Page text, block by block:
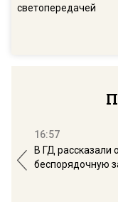
светопередачей
16:57
В ГД рассказали
беспорядочную